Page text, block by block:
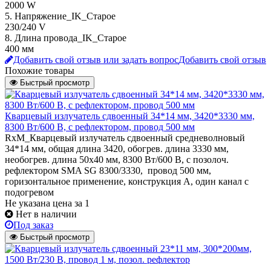
2000 W
5. Напряжение_IK_Старое
230/240 V
8. Длина провода_IK_Старое
400 мм
Добавить свой отзыв или задать вопросДобавить свой отзыв
Похожие товары
Быстрый просмотр
Кварцевый излучатель cдвоенный 34*14 мм, 3420*3330 мм,
8300 Вт/600 В, с рефлектором, провод 500 мм
RxM_Кварцевый излучатель cдвоенный средневолновый
34*14 мм, общая длина 3420, обогрев. длина 3330 мм,
необогрев. длина 50х40 мм, 8300 Вт/600 В, с позолоч.
рефлектором SMA SG 8300/3330, провод 500 мм,
горизонтальное применение, конструкция А, один канал с
подогревом
Не указана цена за 1
Нет в наличии
Под заказ
Быстрый просмотр